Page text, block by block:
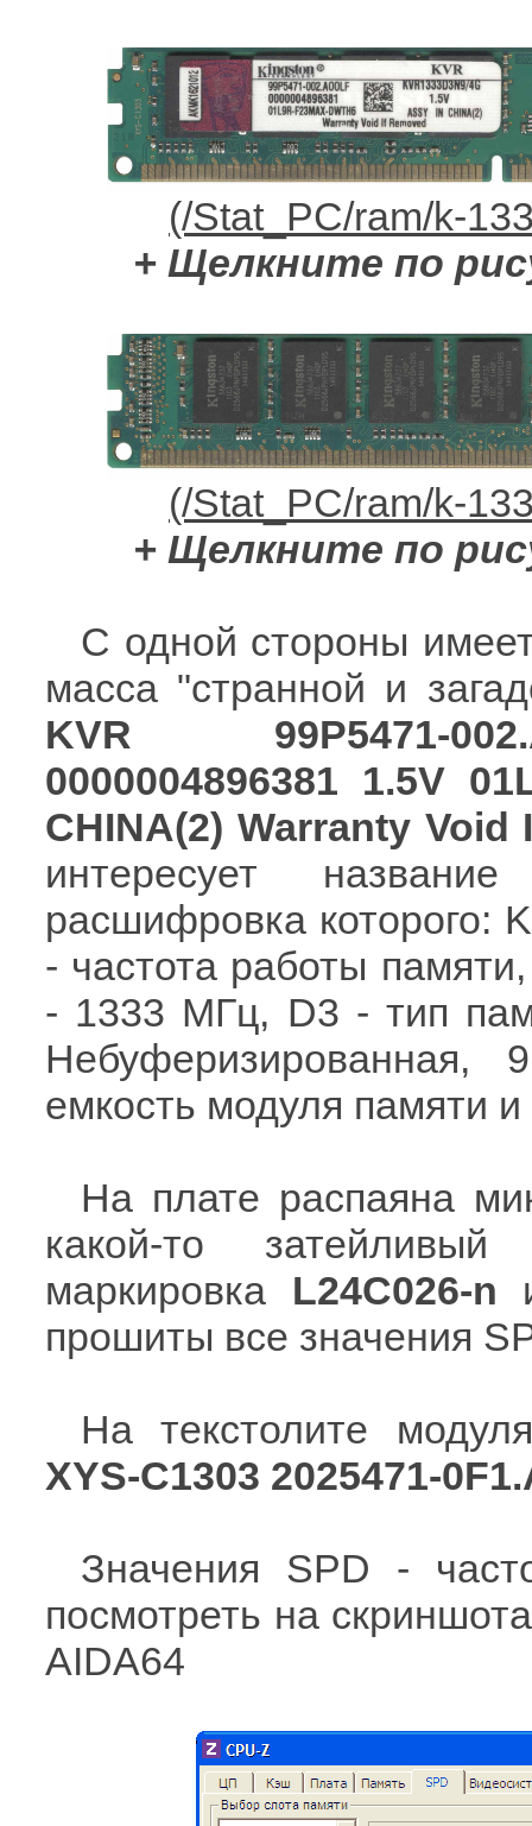
+ Щелкните по
+ Щелкните по
С одной стороны
масса "странной и
KVR 99P5471-
0000004896381 1.5V
CHINA(2) Warranty Void
интересует
расшифровка которого:
- частота работы
- 1333 МГц, D3 - тип
емкость модуля памяти и
На плате распаяна
какой-то
маркировка L24C026-n
прошиты все значения
На текстолите
XYS-C1303 2025471-
Значения SPD -
посмотреть на
AIDA64